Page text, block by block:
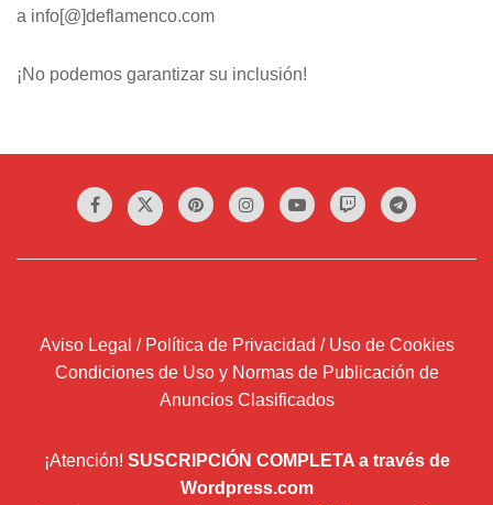
a info[@]deflamenco.com
¡No podemos garantizar su inclusión!
Aviso Legal / Política de Privacidad / Uso de Cookies
Condiciones de Uso y Normas de Publicación de
Anuncios Clasificados
¡Atención! SUSCRIPCIÓN COMPLETA a través de
Wordpress.com